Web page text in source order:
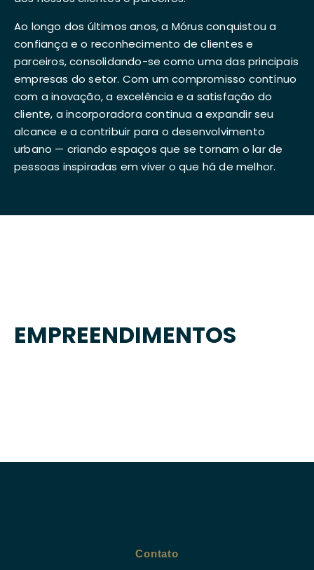
Ao longo dos últimos anos, a Mórus conquistou a
confiança e o reconhecimento de clientes e
parceiros, consolidando-se como uma das principais
empresas do setor. Com um compromisso contínuo
com a inovação, a excelência e a satisfação do
cliente, a incorporadora continua a expandir seu
alcance e a contribuir para o desenvolvimento
urbano — criando espaços que se tornam o lar de
pessoas inspiradas em viver o que há de melhor.
EMPREENDIMENTOS
Contato